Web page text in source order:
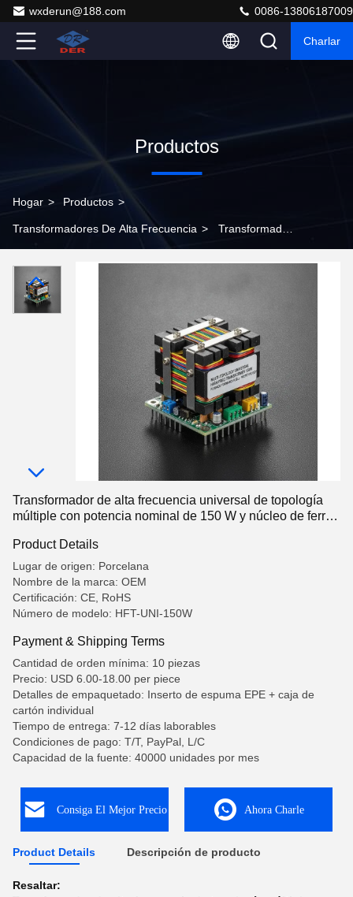
wxderun@188.com 0086-13806187009
Charlar
Productos
Hogar > Productos >
Transformadores De Alta Frecuencia > Transformador
potencia nominal de 150 W y núcleo de ferrita PC40
Transformador de alta frecuencia universal de topología
múltiple con potencia nominal de 150 W y núcleo de ferrita
Product Details
Lugar de origen: Porcelana
Nombre de la marca: OEM
Certificación: CE, RoHS
Número de modelo: HFT-UNI-150W
Payment & Shipping Terms
Cantidad de orden mínima: 10 piezas
Precio: USD 6.00-18.00 per piece
Detalles de empaquetado: Inserto de espuma EPE + caja de
cartón individual
Tiempo de entrega: 7-12 días laborables
Condiciones de pago: T/T, PayPal, L/C
Capacidad de la fuente: 40000 unidades por mes
Consiga El Mejor Precio Ahora Charle
Product Details Descripción de producto
Resaltar: